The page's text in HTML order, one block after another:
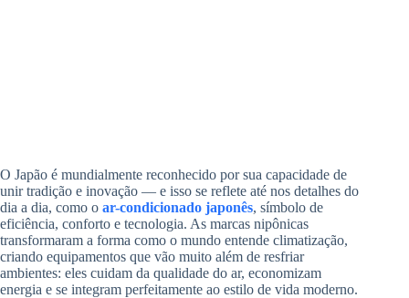
O Japão é mundialmente reconhecido por sua capacidade de
unir tradição e inovação — e isso se reflete até nos detalhes do
dia a dia, como o ar-condicionado japonês, símbolo de
eficiência, conforto e tecnologia. As marcas nipônicas
transformaram a forma como o mundo entende climatização,
criando equipamentos que vão muito além de resfriar
ambientes: eles cuidam da qualidade do ar, economizam
energia e se integram perfeitamente ao estilo de vida moderno.